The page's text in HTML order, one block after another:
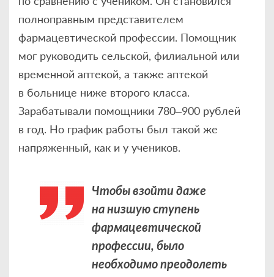
полноправным представителем
фармацевтической профессии. Помощник
мог руководить сельской, филиальной или
временной аптекой, а также аптекой
в больнице ниже второго класса.
Зарабатывали помощники 780–900 рублей
в год. Но график работы был такой же
напряженный, как и у учеников.
Чтобы взойти даже
на низшую ступень
фармацевтической
профессии, было
необходимо преодолеть